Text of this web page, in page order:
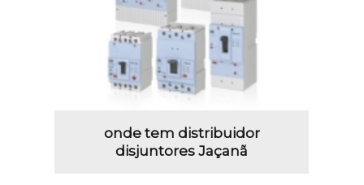
onde tem distribuidor
disjuntores Jaçanã